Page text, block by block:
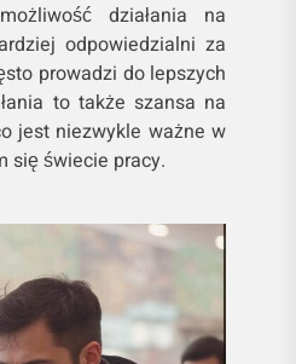
działania na
odpowiedzialni za
prowadzi do lepszych
to także szansa na
jest niezwykle ważne w
się świecie pracy.